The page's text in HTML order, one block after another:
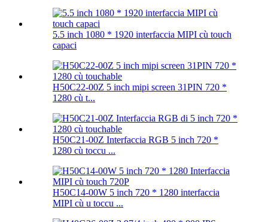
5.5 inch 1080 * 1920 interfaccia MIPI cù touch
capaci
H50C22-00Z 5 inch mipi screen 31PIN 720 *
1280 cù t...
H50C21-00Z Interfaccia RGB 5 inch 720 *
1280 cù toccu ...
H50C14-00W 5 inch 720 * 1280 interfaccia
MIPI cù u toccu ...